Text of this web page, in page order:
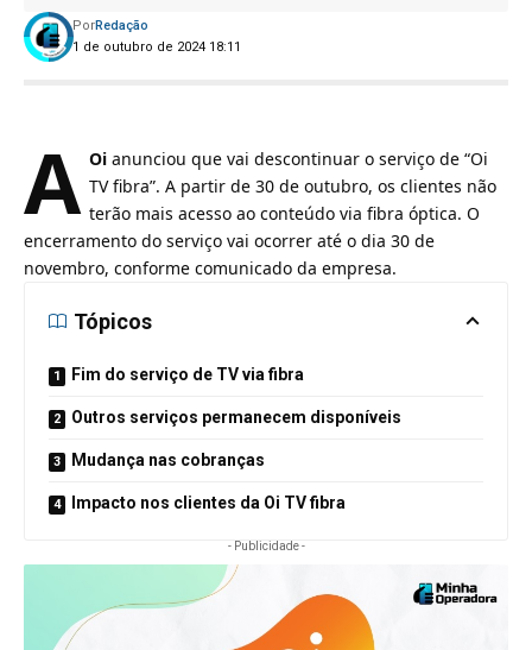
1 de outubro de 2024 18:11
PorRedação
A Oi anunciou que vai descontinuar o serviço de “Oi
TV fibra”. A partir de 30 de outubro, os clientes não
terão mais acesso ao conteúdo via fibra óptica. O
encerramento do serviço vai ocorrer até o dia 30 de
novembro, conforme comunicado da empresa.
Tópicos
Fim do serviço de TV via fibra
Outros serviços permanecem disponíveis
Mudança nas cobranças
Impacto nos clientes da Oi TV fibra
- Publicidade -